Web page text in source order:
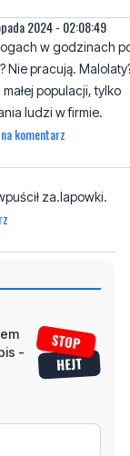
populacji, tylko
ludzi w firmie.
komentarz
za.lapowki.
-